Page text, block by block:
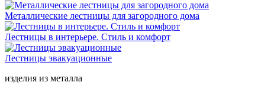
Металлические лестницы для загородного дома
Лестницы в интерьере. Стиль и комфорт
Лестницы эвакуационные
изделия из металла